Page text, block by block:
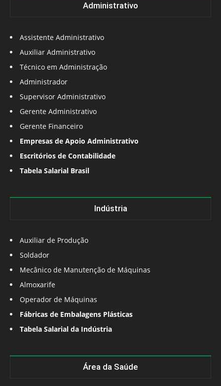
Administrativo
Assistente Administrativo
Auxiliar Administrativo
Técnico em Administração
Administrador
Supervisor Administrativo
Gerente Administrativo
Gerente Financeiro
Empresas de Apoio Administrativo
Escritórios de Contabilidade
Tabela Salarial Brasil
Indústria
Auxiliar de Produção
Soldador
Mecânico de Manutenção de Máquinas
Almoxarife
Operador de Máquinas
Fábricas de Embalagens Plásticas
Tabela Salarial da Indústria
Área da Saúde